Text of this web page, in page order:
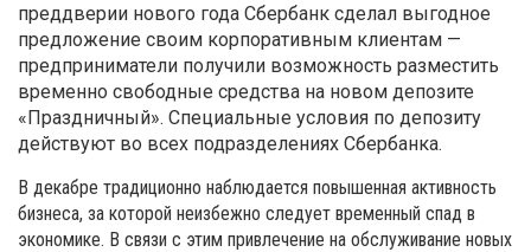
преддверии нового года Сбербанк сделал выгодное
предложение своим корпоративным клиентам —
предприниматели получили возможность разместить
временно свободные средства на новом депозите
«Праздничный». Специальные условия по депозиту
действуют во всех подразделениях Сбербанка.
В декабре традиционно наблюдается повышенная активность
бизнеса, за которой неизбежно следует временный спад в
экономике. В связи с этим привлечение на обслуживание новых